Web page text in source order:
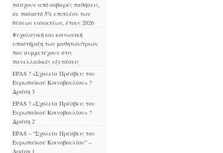
πάσχουν από σοβαρές παθήσεις,
σε ποσοστό 5% επιπλέον των
θέσεων εισακτέων, έτους 2026
Ψυχολογική και κοινωνική
υποστήριξη των μαθητών/τριών
που συμμετέχουν στις
πανελλαδικές εξετάσεις
EPAS ? «Σχολεία Πρέσβεις του
Ευρωπαϊκού Κοινοβουλίου» ?
Δράση 3
EPAS ? «Σχολεία Πρέσβεις του
Ευρωπαϊκού Κοινοβουλίου» ?
Δράση 2
EPAS – “Σχολεία Πρέσβεις του
Ευρωπαϊκού Κοινοβουλίου” –
Δράση 1